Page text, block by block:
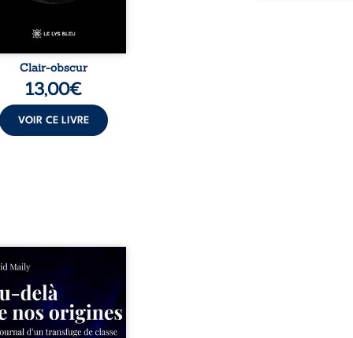
Clair-obscur
13,00€
VOIR CE LIVRE
un milieu populaire où
et les fractures
tenaient lieu de
David a choisi la
Très tôt, l’école et les
deviennent ses armes de